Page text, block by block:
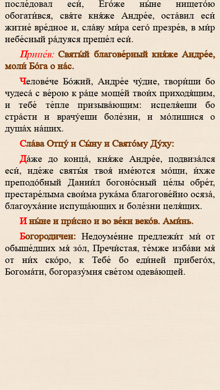
после́довал еси́, Его́же ны́не нището́ю
обогати́вся, свя́те кня́же Андре́е, оста́вил еси́
житие́ вре́дное и, сла́ву ми́ра сего́ презре́в, в ми́р
небе́сный ра́дуяся преше́л еси́.
Припе́в: Святы́й благове́рный кня́же Андре́е,
моли́ Бо́га о на́с.
Челове́че Бо́жий, Андре́е чу́дне, твори́ши бо
чудеса́ с ве́рою к ра́це моще́й твои́х приходя́щим,
и тебе́ те́пле призыва́ющим: исцеля́еши бо
стра́сти и врачу́еши боле́зни, и мо́лишися о
душа́х на́ших.
Сла́ва Отцу́ и Сы́ну и Свято́му Ду́ху:
Да́же до конца́, кня́же Андре́е, подвиза́лся
еси́, иде́же святы́я твоя́ име́ются мо́щи, и́хже
преподо́бный Дании́л богоно́сный це́лы обре́т,
престаре́лыма свои́ма рука́ма благогове́йно осяза́,
благоуха́ние испуща́ющих и боле́зни целя́щих.
И ны́не и при́сно и во ве́ки веко́в. Ами́нь.
Богородичен:Недоуме́ние предлежи́т ми́ от
обыше́дших мя́ зо́л, Пречи́стая, те́мже изба́ви мя́
от ни́х ско́ро, к Тебе́ бо еди́ней прибего́х,
Богома́ти, богоразу́мия све́том одева́ющей.